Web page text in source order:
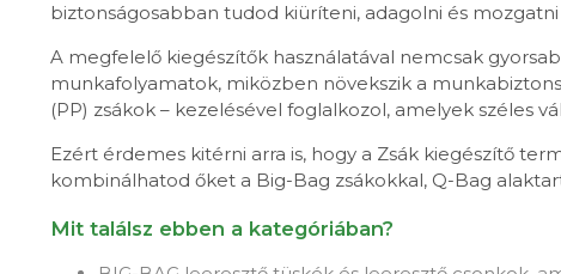
biztonságosabban tudod kiüríteni, adagolni és mozgatni
A megfelelő kiegészítők használatával nemcsak
munkafolyamatok, miközben növekszik a
(PP) zsákok – kezelésével foglalkozol, amelyek széles
Ezért érdemes kitérni arra is, hogy a Zsák kiegészítő
kombinálhatod őket a Big-Bag zsákokkal, Q-Bag
Mit találsz ebben a kategóriában?